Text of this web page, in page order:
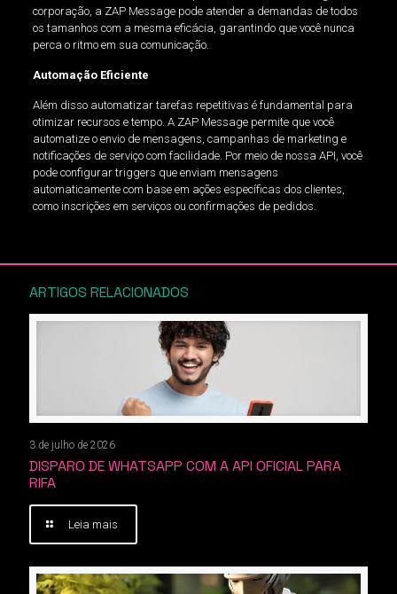
corporação, a ZAP Message pode atender a demandas de todos
os tamanhos com a mesma eficácia, garantindo que você nunca
perca o ritmo em sua comunicação.
Automação Eficiente
Além disso automatizar tarefas repetitivas é fundamental para
otimizar recursos e tempo. A ZAP Message permite que você
automatize o envio de mensagens, campanhas de marketing e
notificações de serviço com facilidade. Por meio de nossa API, você
pode configurar triggers que enviam mensagens
automaticamente com base em ações específicas dos clientes,
como inscrições em serviços ou confirmações de pedidos.
ARTIGOS RELACIONADOS
3 de julho de 2026
DISPARO DE WHATSAPP COM A API OFICIAL PARA
RIFA
Leia mais